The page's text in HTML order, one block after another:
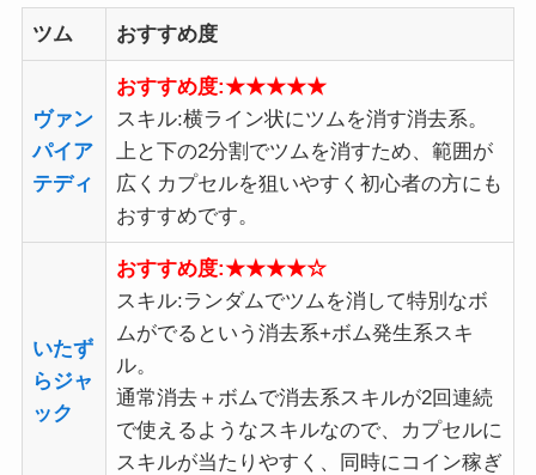
ツム おすすめ度
ヴァン
パイア
テディ
おすすめ度:★★★★★
スキル:横ライン状にツムを消す消去系。
上と下の2分割でツムを消すため、範囲が
広くカプセルを狙いやすく初心者の方にも
おすすめです。
いたず
らジャ
ック
おすすめ度:★★★★☆
スキル:ランダムでツムを消して特別なボ
ムがでるという消去系+ボム発生系スキ
ル。
通常消去＋ボムで消去系スキルが2回連続
で使えるようなスキルなので、カプセルに
スキルが当たりやすく、同時にコイン稼ぎ